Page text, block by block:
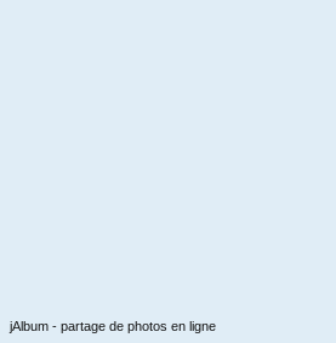
jAlbum - partage de photos en ligne